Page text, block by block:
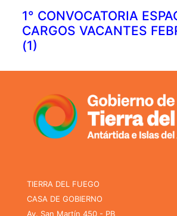
1° CONVOCATORIA
CARGOS VACANTES
(1)
TIERRA DEL FUEGO
CASA DE GOBIERNO
Av. San Martín 450 - PB